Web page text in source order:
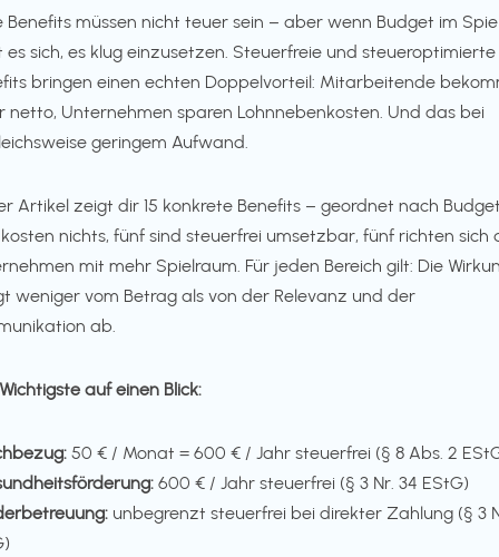
Benefits müssen nicht teuer sein – aber wenn Budget im
es sich, es klug einzusetzen. Steuerfreie und steueroptimierte
bringen einen echten Doppelvorteil: Mitarbeitende
netto, Unternehmen sparen Lohnnebenkosten. Und das bei
geringem Aufwand.
Artikel zeigt dir 15 konkrete Benefits – geordnet nach
nichts, fünf sind steuerfrei umsetzbar, fünf richten sich
mit mehr Spielraum. Für jeden Bereich gilt: Die
weniger vom Betrag als von der Relevanz und der
ab.
auf einen Blick:
50 € / Monat = 600 € / Jahr steuerfrei (§ 8 Abs. 2
600 € / Jahr steuerfrei (§ 3 Nr. 34 EStG)
unbegrenzt steuerfrei bei direkter Zahlung (§ 3